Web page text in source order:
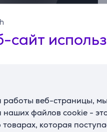
сайт
веб-страницы,
наших файлов cookie -
которая
Ширина 59,5 см, без